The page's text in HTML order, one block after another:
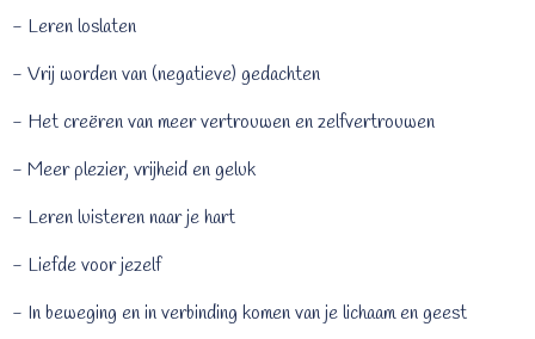
- Leren loslaten
- Vrij worden van (negatieve) gedachten
- Het creëren van meer vertrouwen en zelfvertrouwen
- Meer plezier, vrijheid en geluk
- Leren luisteren naar je hart
- Liefde voor jezelf
- In beweging en in verbinding komen van je lichaam en geest